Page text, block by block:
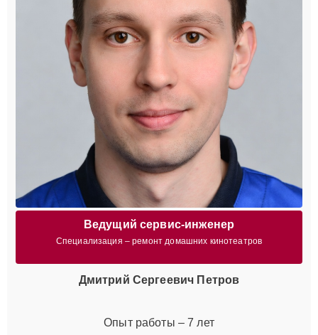
Ведущий сервис-инженер
Специализация – ремонт домашних кинотеатров
Дмитрий Сергеевич Петров
Опыт работы – 7 лет